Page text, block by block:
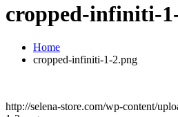
cropped-infiniti-
Home
cropped-infiniti-1-2.png
http://selena-store.com/wp-content/